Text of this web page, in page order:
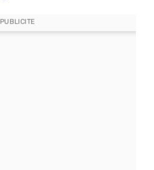
PUBLICITE